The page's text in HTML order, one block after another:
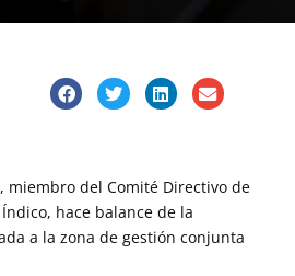
miembro del Comité Directivo de
hace balance de la
a la zona de gestión conjunta